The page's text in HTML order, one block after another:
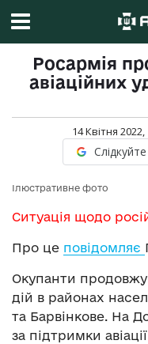
Росармія
авіаційних
14 Квітня 2022,
Ілюстративне фото
Ситуація щодо
Про це повідомляє
Окупанти
дій в районах
та Барвінкове. На
за підтримки